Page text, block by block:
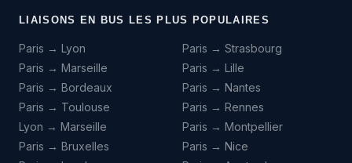
LIAISONS EN BUS LES PLUS POPULAIRES
Paris → Lyon
Paris → Marseille
Paris → Bordeaux
Paris → Toulouse
Lyon → Marseille
Paris → Bruxelles
Paris → Strasbourg
Paris → Lille
Paris → Nantes
Paris → Rennes
Paris → Montpellier
Paris → Nice